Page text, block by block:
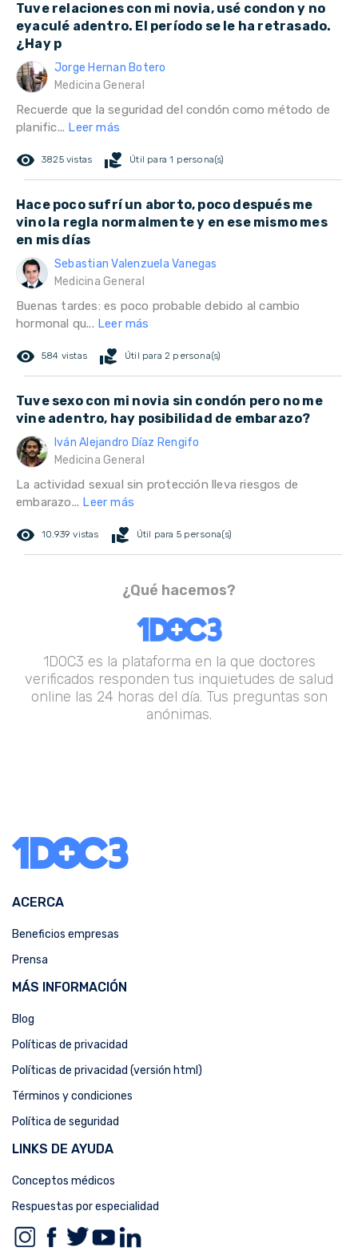
Tuve relaciones con mi novia, usé condon y no
eyaculé adentro. El período se le ha retrasado.
¿Hay p
Jorge Hernan Botero
Medicina General
Recuerde que la seguridad del condón como método de
planific... Leer más
remove_red_eye 3825 vistas volunteer_activism Útil para 1 persona(s)
Hace poco sufrí un aborto, poco después me
vino la regla normalmente y en ese mismo mes
en mis días
Sebastian Valenzuela Vanegas
Medicina General
Buenas tardes: es poco probable debido al cambio
hormonal qu... Leer más
remove_red_eye 584 vistas volunteer_activism Útil para 2 persona(s)
Tuve sexo con mi novia sin condón pero no me
vine adentro, hay posibilidad de embarazo?
Iván Alejandro Díaz Rengifo
Medicina General
La actividad sexual sin protección lleva riesgos de
embarazo... Leer más
remove_red_eye 10.939 vistas volunteer_activism Útil para 5 persona(s)
¿Qué hacemos?
1DOC3 es la plataforma en la que doctores
verificados responden tus inquietudes de salud
online las 24 horas del día. Tus preguntas son
anónimas.
ACERCA
Beneficios empresas
Prensa
MÁS INFORMACIÓN
Blog
Políticas de privacidad
Políticas de privacidad (versión html)
Términos y condiciones
Política de seguridad
LINKS DE AYUDA
Conceptos médicos
Respuestas por especialidad